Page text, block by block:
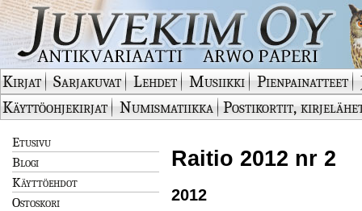
Kirjat Sarjakuvat Lehdet Musiikki Pienpainatteet
Käyttöohjekirjat
Numismatiikka Postikortit,
Etusivu
Blogi
Käyttöehdot
Ostoskori
Raitio 2012 nr 2
2012